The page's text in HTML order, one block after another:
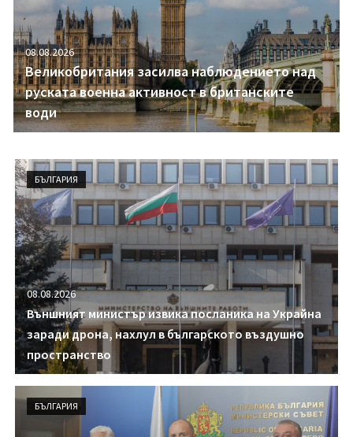
o
n
08.08.2026
Великобритания засилва наблюдението над
руската военна активност в британските
води
БЪЛГАРИЯ
08.08.2026
Външният министър извика посланика на Украйна
заради дрона, нахлул в българското въздушно
пространство
БЪЛГАРИЯ